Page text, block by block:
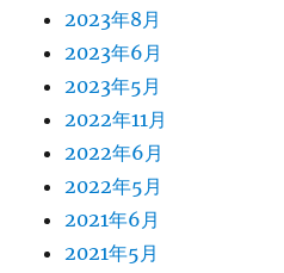
2023年8月
2023年6月
2023年5月
2022年11月
2022年6月
2022年5月
2021年6月
2021年5月